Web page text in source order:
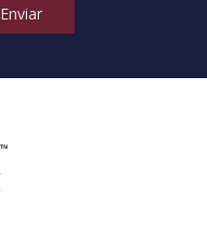
Enviar